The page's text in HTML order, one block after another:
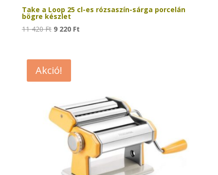
Take a Loop 25 cl-es rózsaszín-sárga porcelán
bögre készlet
11 420Ft Original
11
420 Ft.
9 220 FtCurrent
Akció!